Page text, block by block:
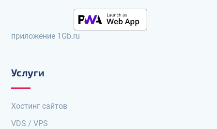
приложение 1Gb.ru
Услуги
Хостинг сайтов
VDS / VPS